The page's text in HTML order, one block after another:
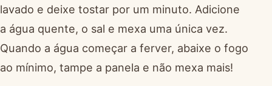
lavado e deixe tostar por um minuto. Adicione
a água quente, o sal e mexa uma única vez.
Quando a água começar a ferver, abaixe o fogo
ao mínimo, tampe a panela e não mexa mais!